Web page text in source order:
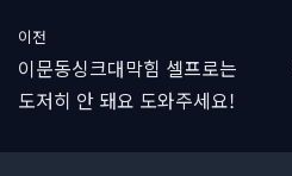
이전
이문동싱크대막힘 셀프로는
도저히 안 돼요 도와주세요!